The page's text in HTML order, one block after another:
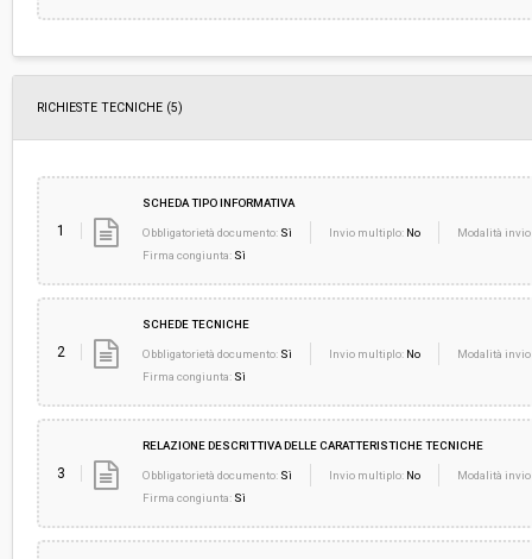
RICHIESTE TECNICHE (5)
1
SCHEDA TIPO INFORMATIVA
Obbligatorietà documento: Sì Invio multiplo: No
Modalità
Firma congiunta: Sì
2
SCHEDE TECNICHE
Obbligatorietà documento: Sì Invio multiplo: No
Modalità
Firma congiunta: Sì
3
RELAZIONE DESCRITTIVA DELLE CARATTERISTICHE TECNICHE
Obbligatorietà documento: Sì Invio multiplo: No
Modalità
Firma congiunta: Sì